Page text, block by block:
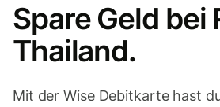
Spare Geld bei
Thailand.
Mit der Wise Debitkarte hast